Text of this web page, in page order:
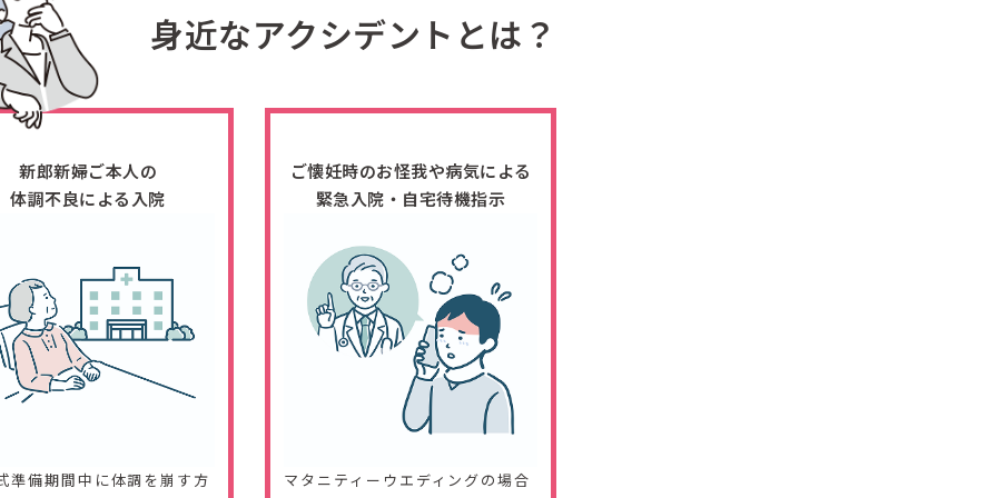
身近なアクシデントとは？
新郎新婦ご本人の
体調不良による入院
準備期間中に体調を崩す方
ご懐妊時のお怪我や病気による
緊急入院・自宅待機指示
マタニティーウエディングの場合